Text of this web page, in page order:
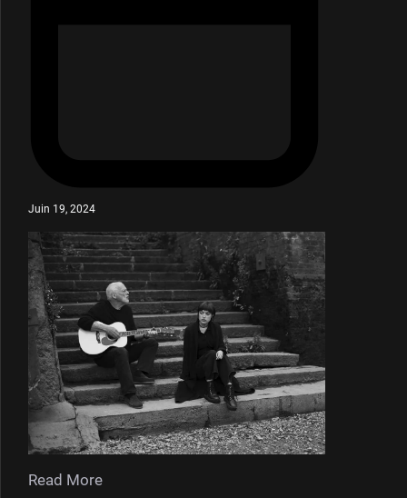
Juin 19, 2024
Read More